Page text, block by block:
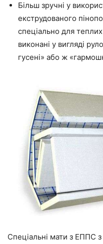
Більш зручні у
екструдованого
спеціально для теплих
виконані у вигляді
гусені» або ж
Спеціальні мати з ЕППС